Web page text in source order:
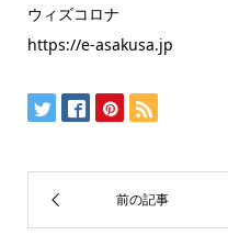
ウィズコロナ
https://e-asakusa.jp